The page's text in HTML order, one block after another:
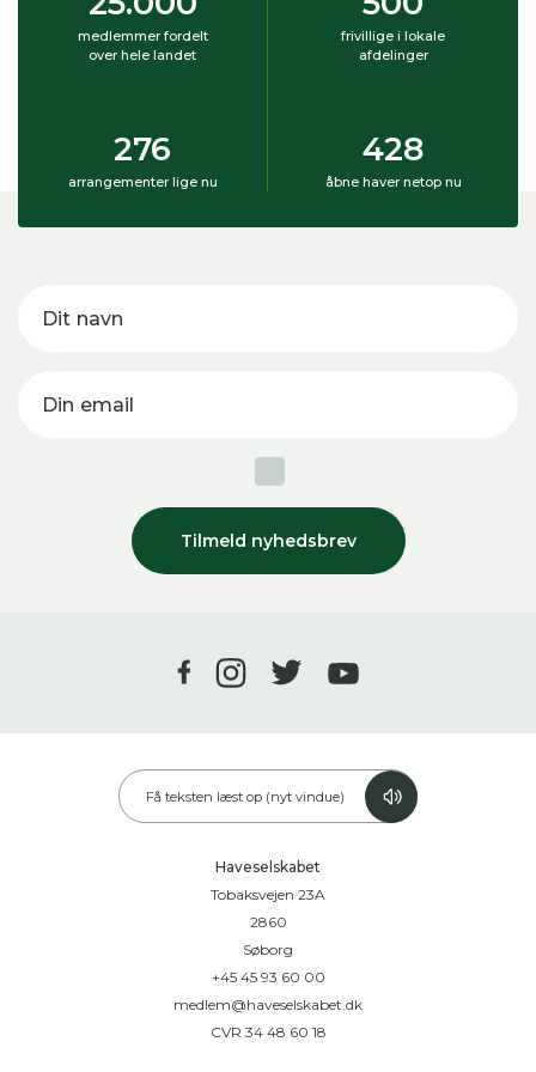
medlemmer fordelt
over hele landet
frivillige i lokale
afdelinger
276
arrangementer lige nu
428
åbne haver netop nu
Dit navn
Din email
Tilmeld nyhedsbrev
Få teksten læst op (nyt vindue)
Haveselskabet
Tobaksvejen 23A
2860
Søborg
+45 45 93 60 00
medlem@haveselskabet.dk
CVR 34 48 60 18